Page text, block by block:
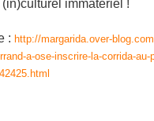
immatériel !
: http://margarida.over-
a-ose-inscrire-la-corrida-